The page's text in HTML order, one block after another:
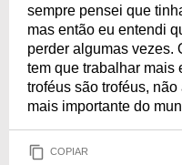
sempre pensei que
mas então eu entendi
perder algumas vezes.
tem que trabalhar mais
troféus são troféus,
mais importante do
COPIAR